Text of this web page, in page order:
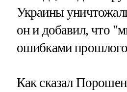
Украины
он и добавил, что
ошибками
Как сказал